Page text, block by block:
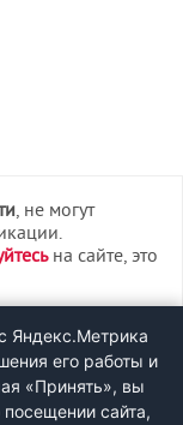
, не могут
на сайте, это
Яндекс.Метрика
его работы и
«Принять», вы
сайта,